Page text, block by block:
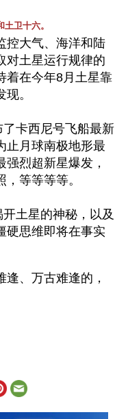
土卫十六。
控大气、海洋和陆
对土星运行规律的
着在今年8月土星靠
。
卡西尼号飞船最新
止月球南极地形最
烈超新星爆发，
等等等等。
土星的神秘，以及
硬思维即将在事实
逢、万古难逢的，